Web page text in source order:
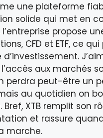
une plateforme
solide qui met en
propose
CFD et ETF, ce
aux marchés
perdra peut-être un
au quotidien on
XTB remplit son
et rassure
marche.